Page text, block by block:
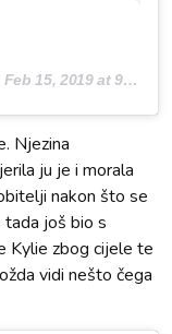
Feb 15, 2019 at 9:45pm PST
Njezina
ju je i morala
nakon što se
još bio s
Kylie zbog cijele te
vidi nešto čega